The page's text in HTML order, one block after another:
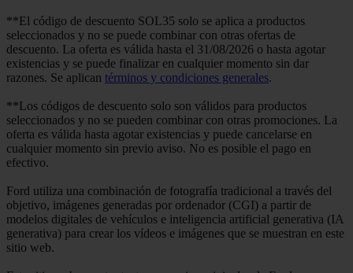
**El código de descuento SOL35 solo se aplica a productos
seleccionados y no se puede combinar con otras ofertas de
descuento. La oferta es válida hasta el 31/08/2026 o hasta agotar
existencias y se puede finalizar en cualquier momento sin dar
razones. Se aplican términos y condiciones generales.
**Los códigos de descuento solo son válidos para productos
seleccionados y no se pueden combinar con otras promociones. La
oferta es válida hasta agotar existencias y puede cancelarse en
cualquier momento sin previo aviso. No es posible el pago en
efectivo.
Ford utiliza una combinación de fotografía tradicional a través del
objetivo, imágenes generadas por ordenador (CGI) a partir de
modelos digitales de vehículos e inteligencia artificial generativa (IA
generativa) para crear los vídeos e imágenes que se muestran en este
sitio web.